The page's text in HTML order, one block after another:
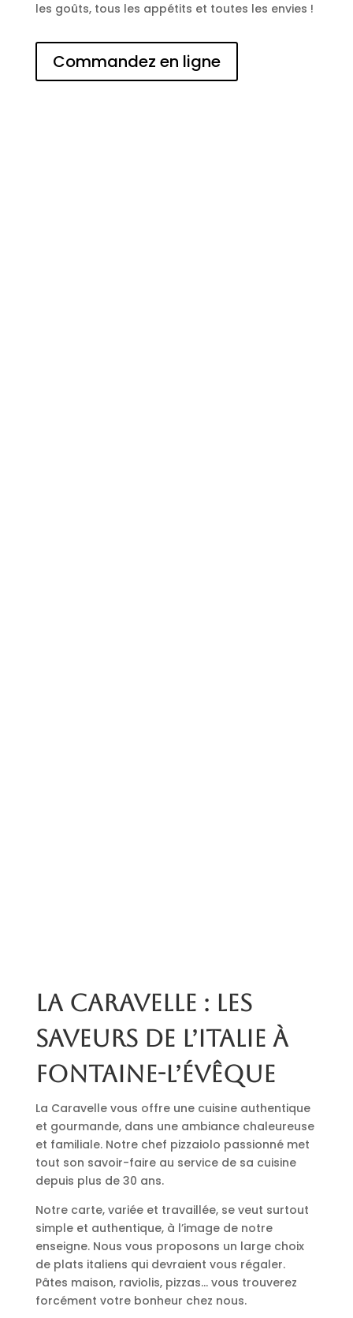
les goûts, tous les appétits et toutes les envies !
Commandez en ligne
La Caravelle : les
saveurs de l’Italie à
Fontaine-l’Évêque
La Caravelle vous offre une cuisine authentique
et gourmande, dans une ambiance chaleureuse
et familiale. Notre chef pizzaiolo passionné met
tout son savoir-faire au service de sa cuisine
depuis plus de 30 ans.
Notre carte, variée et travaillée, se veut surtout
simple et authentique, à l’image de notre
enseigne. Nous vous proposons un large choix
de plats italiens qui devraient vous régaler.
Pâtes maison, raviolis, pizzas… vous trouverez
forcément votre bonheur chez nous.